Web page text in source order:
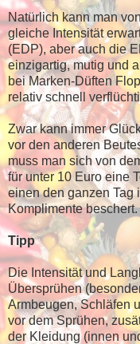
Natürlich kann man
gleiche Intensität
(EDP), aber auch die
einzigartig, mutig und
bei Marken-Düften
relativ schnell
Zwar kann immer
vor den anderen
muss man sich von
für unter 10 Euro eine
einen den ganzen Tag
Komplimente beschert.
Tipp
Die Intensität und
Übersprühen
Armbeugen, Schläfen
vor dem Sprühen,
der Kleidung (innen